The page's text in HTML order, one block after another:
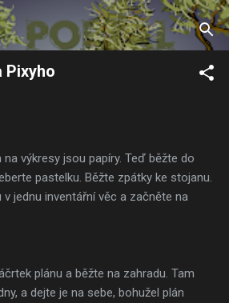
na hlavní obsah
Pixyho
výkresy jsou papíry. Teď běžte do
pastelku. Běžte zpátky ke stojanu.
jednu inventářní věc a začněte na
plánu a běžte na zahradu. Tam
a dejte je na sebe, bohužel plán